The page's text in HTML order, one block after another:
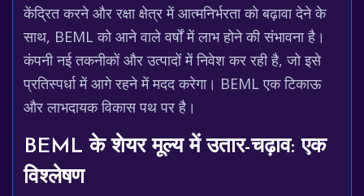
केंद्रित करने और रक्षा क्षेत्र में आत्मनिर्भरता को बढ़ावा देने के
साथ, BEML को आने वाले वर्षों में लाभ होने की संभावना है।
कंपनी नई तकनीकों और उत्पादों में निवेश कर रही है, जो इसे
प्रतिस्पर्धा में आगे रहने में मदद करेगा। BEML एक टिकाऊ
और लाभदायक विकास पथ पर है।
BEML के शेयर मूल्य में उतार-चढ़ाव: एक
विश्लेषण